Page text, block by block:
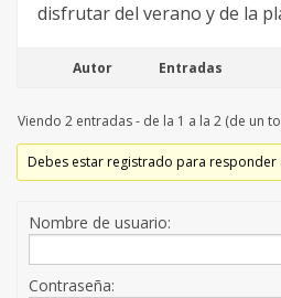
disfrutar del verano y de la
Autor Entradas
Viendo 2 entradas - de la 1 a la 2 (de un
Debes estar registrado para responder
Nombre de usuario:
Contraseña: